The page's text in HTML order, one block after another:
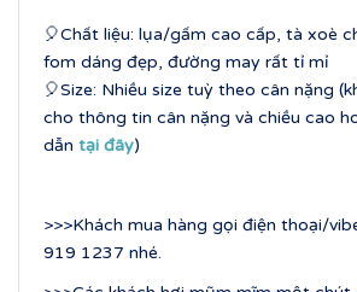
🎈Chất liệu: lụa/gấm cao cấp, tà xoè
fom dáng đẹp, đường may rất tỉ mỉ
🎈Size: Nhiều size tuỳ theo cân nặng
cho thông tin cân nặng và chiều cao
dẫn tại đây)
>>>Khách mua hàng gọi điện thoại/
919 1237 nhé.